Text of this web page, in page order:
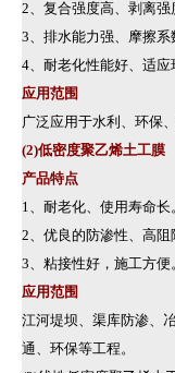
2、复合强度高、剥离强
3、排水能力强、摩擦系
4、耐老化性能好、适应
应用范围
广泛应用于水利、环保
(2)低密度聚乙烯土工膜
产品特点
1、耐老化、使用寿命长
2、优良的防渗性、高阻
3、粘接性好，施工方便
应用范围
江河堤坝、渠库防渗、
通、环保等工程。